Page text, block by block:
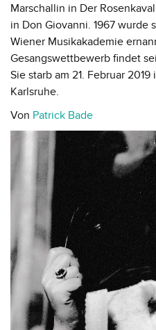
Marschallin in Der
in Don Giovanni. 1967 wurde
Wiener Musikakademie
Gesangswettbewerb findet
Sie starb am 21. Februar
Karlsruhe.
Von Patrick Bade